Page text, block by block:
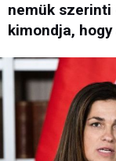
nemük szerinti
kimondja,